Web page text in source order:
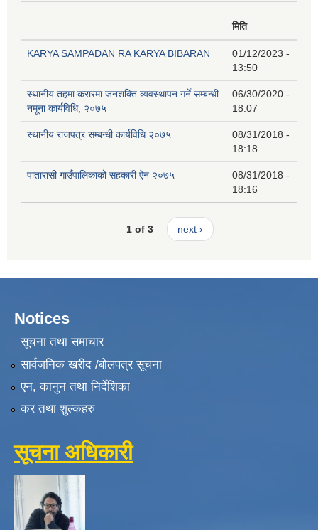
मिति
KARYA SAMPADAN RA KARYA BIBARAN
01/12/2023 -
13:50
स्थानीय तहमा करारमा जनशक्ति व्यवस्थापन गर्ने सम्बन्धी
नमूना कार्यविधि, २०७५
06/30/2020 -
18:07
स्थानीय राजपत्र सम्बन्धी कार्यविधि २०७५
08/31/2018 -
18:18
पातारासी गाउँपालिकाको सहकारी ऐन २०७५
08/31/2018 -
18:16
1 of 3 next ›
Notices
सूचना तथा समाचार
सार्वजनिक खरीद /बोलपत्र सूचना
एन, कानुन तथा निर्देशिका
कर तथा शुल्कहरु
सूचना अधिकारी